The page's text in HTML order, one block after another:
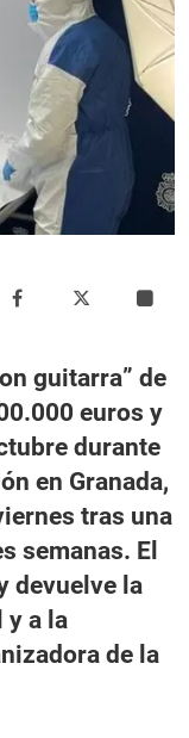
guitarra” de
euros y
durante
en Granada,
tras una
semanas. El
devuelve la
y a la
de la